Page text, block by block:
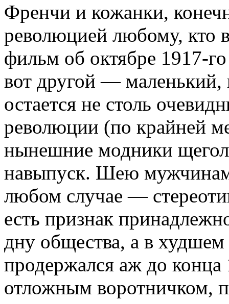
Френчи и кожанки,
революцией любому, кто
фильм об октябре 1917-
вот другой —
остается не столь
революции (по крайней
нынешние модники
навыпуск. Шею мужчинам
любом случае —
есть признак
дну общества, а в
продержался аж до
отложным воротничком,